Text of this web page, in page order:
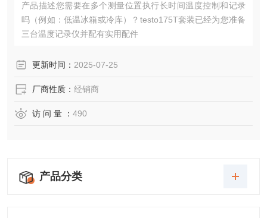
产品描述您需要在多个测量位置执行长时间温度控制和记录
吗（例如：低温冰箱或冷库）？testo175T套装已经为您准备
三台温度记录仪并配有实用配件
更新时间： 2025-07-25
厂商性质： 经销商
访 问 量 ： 490
产品分类